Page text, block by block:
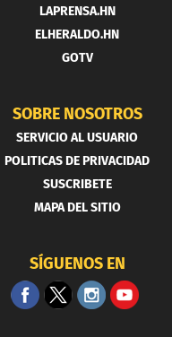
LAPRENSA.HN
ELHERALDO.HN
GOTV
SOBRE NOSOTROS
SERVICIO AL USUARIO
POLITICAS DE PRIVACIDAD
SUSCRIBETE
MAPA DEL SITIO
SÍGUENOS EN